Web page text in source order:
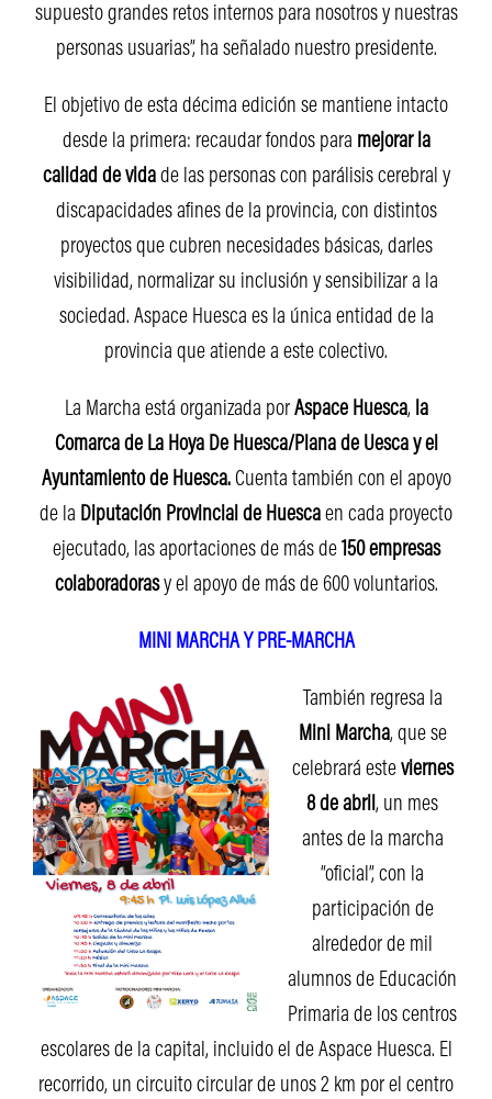
supuesto grandes retos internos para nosotros y nuestras
personas usuarias”, ha señalado nuestro presidente.
El objetivo de esta décima edición se mantiene intacto
desde la primera: recaudar fondos para mejorar la
calidad de vidade las personas con parálisis cerebral y
discapacidades afines de la provincia, con distintos
proyectos que cubren necesidades básicas, darles
visibilidad, normalizar su inclusión y sensibilizar a la
sociedad. Aspace Huesca es la única entidad de la
provincia que atiende a este colectivo.
La Marcha está organizada por Aspace Huesca, la
Comarca de La Hoya De Huesca/Plana de Uesca y el
Ayuntamiento de Huesca. Cuenta también con el apoyo
de la Diputación Provincial de Huesca en cada proyecto
ejecutado, las aportaciones de más de 150 empresas
colaboradorasy el apoyo de más de 600 voluntarios.
MINI MARCHA Y PRE-MARCHA
También regresa la
Mini Marcha, que se
celebrará este viernes
8 de abril, un mes
antes de la marcha
“oficial”, con la
participación de
alrededor de mil
alumnos de Educación
Primaria de los centros
escolares de la capital, incluido el de Aspace Huesca. El
recorrido, un circuito circular de unos 2 km por el centro